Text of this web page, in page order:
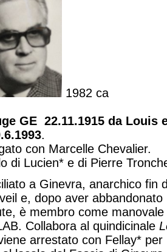
1982 ca
GE 22.11.1915 da
.
con Marcelle Chevalier.
di Lucien* e di Pierre
a Ginevra, anarchico fin
e, dopo aver
è membro come
Collabora al quindicinale
arrestato con Fellay*